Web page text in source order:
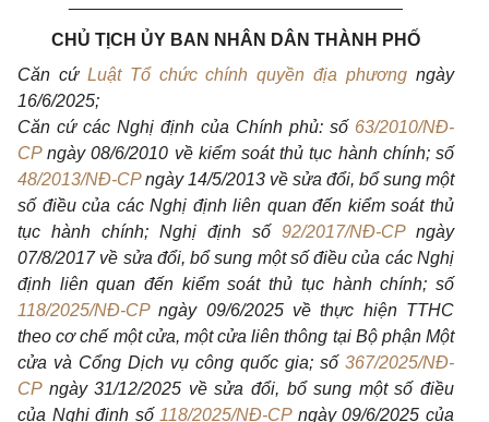
CHỦ TỊCH ỦY BAN NHÂN DÂN THÀNH PHỐ
Căn cứ Luật Tổ chức chính quyền địa phương ngày
16/6/2025;
Căn cứ các Nghị định của Chính phủ: số 63/2010/NĐ-
CPngày 08/6/2010 về kiểm soát thủ tục hành chính; số
48/2013/NĐ-CPngày 14/5/2013 về sửa đổi, bổ sung một
số điều của các Nghị định liên quan đến kiểm soát thủ
tục hành chính; Nghị định số 92/2017/NĐ-CPngày
07/8/2017 về sửa đổi, bổ sung một số điều của các Nghị
định liên quan đến kiểm soát thủ tục hành chính; số
118/2025/NĐ-CPngày 09/6/2025 về thực hiện TTHC
theo cơ chế một cửa, một cửa liên thông tại Bộ phận Một
cửa và Cổng Dịch vụ công quốc gia; số 367/2025/NĐ-
CPngày 31/12/2025 về sửa đổi, bổ sung một số điều
của Nghị định số 118/2025/NĐ-CPngày 09/6/2025 của